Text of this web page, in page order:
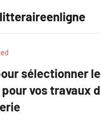
sélectionner
vos travaux